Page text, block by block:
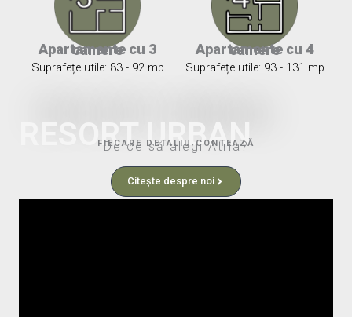
Apartamente cu 3 camere
Suprafețe utile: 83 - 92 mp
Apartamente cu 4 camere
Suprafețe utile: 93 - 131 mp
RESORT URBAN
FIECARE DETALIU CONTEAZĂ
De ce să alegi Atria?
Citește despre noi